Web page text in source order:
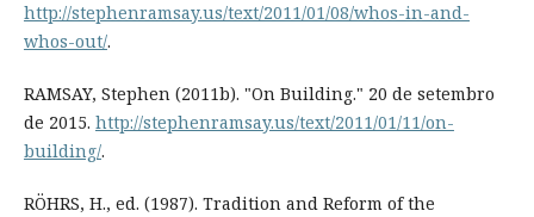
http://stephenramsay.us/text/2011/01/08/whos-in-and-
whos-out/.
RAMSAY, Stephen (2011b). "On Building." 20 de setembro
de 2015. http://stephenramsay.us/text/2011/01/11/on-
building/.
RÖHRS, H., ed. (1987). Tradition and Reform of the